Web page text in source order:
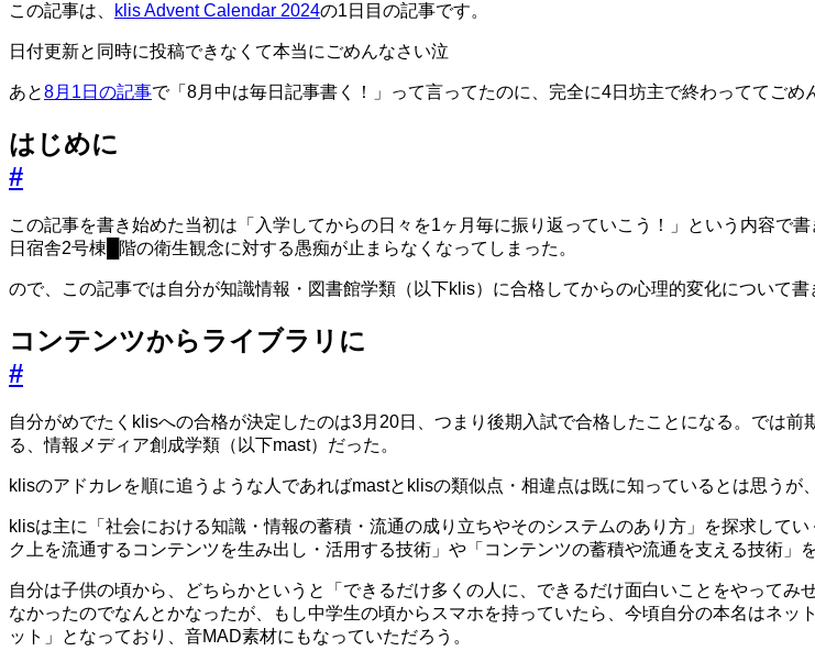
この記事は、 klis Advent Calendar 2024の1日目の記事です。
日付更新と同時に投稿できなくて本当にごめんなさい泣
あと8月1日の記事で「8月中は毎日記事書く！」って言ってたのに、完全に4日坊主で終わっててごめ
はじめに
#
この記事を書き始めた当初は「入学してからの日々を1ヶ月毎に振り返っていこう！」という内容で
日宿舎2号棟█階の衛生観念に対する愚痴が止まらなくなってしまった。
ので、この記事では自分が知識情報・図書館学類（以下klis）に合格してからの心理的変化について書
コンテンツからライブラリに
#
自分がめでたくklisへの合格が決定したのは3月20日、つまり後期入試で合格したことになる。では
る、情報メディア創成学類（以下mast）だった。
klisのアドカレを順に追うような人であればmastとklisの類似点・相違点は既に知っているとは思うが
klisは主に「社会における知識・情報の蓄積・流通の成り立ちやそのシステムのあり方」を探求してい
ク上を流通するコンテンツを生み出し・活用する技術」や「コンテンツの蓄積や流通を支える技術」
自分は子供の頃から、どちらかというと「できるだけ多くの人に、できるだけ面白いことをやって
なかったのでなんとかなったが、もし中学生の頃からスマホを持っていたら、今頃自分の本名はネ
ット」となっており、音MAD素材にもなっていただろう。